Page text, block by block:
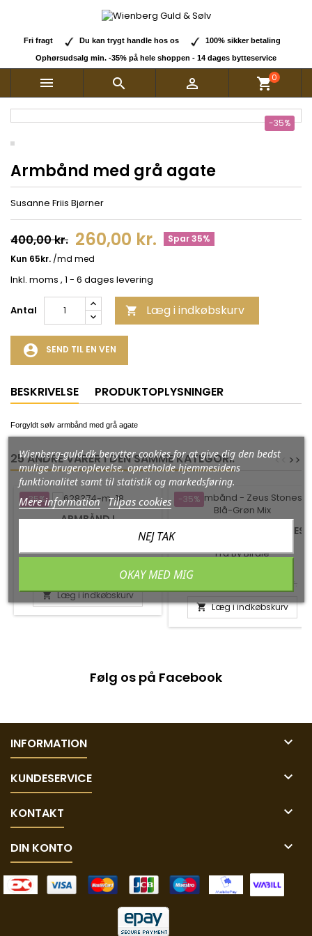
Fri fragt Du kan trygt handle hos os 100% sikker betaling
Ophørsudsalg min. -35% på hele shoppen - 14 dages bytteservice
   shopping_cart0
-35%
Armbånd med grå agate
Susanne Friis Bjørner
400,00 kr. 260,00 kr. Spar 35%
Inkl. moms , 1 - 6 dages levering
Antal  Læg i indkøbskurv
account_circle SEND TIL EN VEN
BESKRIVELSE PRODUKTOPLYSNINGER
Forgyldt sølv armbånd med grå agate
25 ANDRE VARER I DEN SAMME KATEGORI: >>
<
-35%
ARMBÅND I
SORT/FORGYLDT SØLV 5
RK. SLANGEKÆDE MED
MAGNETLÅS
Normalpris
1.495,00 kr.
 Læg i indkøbskurv
-35%
ARMBÅND - ZEUS STONES
Fra By Birdie
Pris
1.738,75 kr. Normalpris
2.675,00 kr.
 Læg i indkøbskurv
Følg os på Facebook
INFORMATION 
KUNDESERVICE 
KONTAKT 
DIN KONTO 
Wienberg-guld.dk benytter cookies for at give dig den bedst
mulige brugeroplevelse, opretholde hjemmesidens
funktionalitet samt til statistik og markedsføring.
Mere information Tilpas cookies
NEJ TAK
OKAY MED MIG